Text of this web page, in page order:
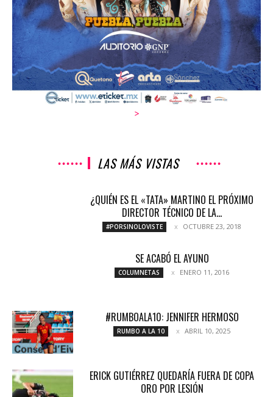
>
LAS MÁS VISTAS
¿QUIÉN ES EL «TATA» MARTINO EL PRÓXIMO
DIRECTOR TÉCNICO DE LA...
#PORSINOLOVISTE OCTUBRE 23, 2018
SE ACABÓ EL AYUNO
COLUMNETAS ENERO 11, 2016
#RUMBOALA10: JENNIFER HERMOSO
RUMBO A LA 10 ABRIL 10, 2025
ERICK GUTIÉRREZ QUEDARÍA FUERA DE COPA
ORO POR LESIÓN